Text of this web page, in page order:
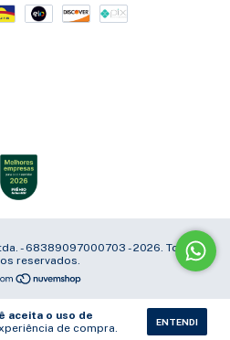
aceita o uso de
de compra. ENTENDI
- 68389097000703 - 2026. Todos os
reservados.